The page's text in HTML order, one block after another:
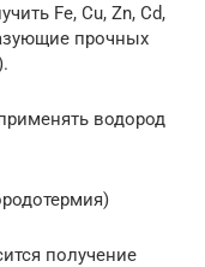
Fе, Сu, Zn, Сd,
прочных
водород
получение